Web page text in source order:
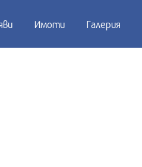
Имоти Галерия